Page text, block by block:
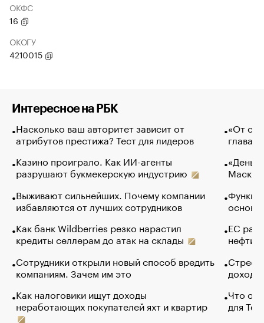
ОКФС
16
ОКОГУ
4210015
Интересное на РБК
Насколько ваш авторитет зависит от
атрибутов престижа? Тест для лидеров
Казино проиграло. Как ИИ-агенты
разрушают букмекерскую индустрию
Выживают сильнейших. Почему компании
избавляются от лучших сотрудников
Как банк Wildberries резко нарастил
кредиты селлерам до атак на склады
Сотрудники открыли новый способ вредить
компаниям. Зачем им это
Как налоговики ищут доходы
неработающих покупателей яхт и квартир
«От
глава
Маск в
основ
ЕС
нефти
Что
для